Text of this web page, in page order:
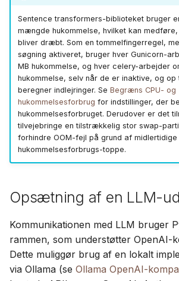
Sentence transformers-biblioteket bruger
mængde hukommelse, hvilket kan
bliver dræbt. Som en tommelfingerregel,
søgning aktiveret, bruger hver Gunicorn-
MB hukommelse, og hver celery-arbejder
hukommelse, selv når de er inaktive, og op
beregner indlejringer. Se Begræns CPU- og
hukommelsesforbrug for indstillinger, der
hukommelsesforbruget. Derudover er det
tilvejebringe en tilstrækkelig stor swap-
forhindre OOM-fejl på grund af midlertidige
hukommelsesforbrugs-toppe.
Opsætning af en LLM-
Kommunikationen med LLM bruger
rammen, som understøtter OpenAI-
Dette muliggør brug af en lokalt
via Ollama (se Ollama OpenAI-